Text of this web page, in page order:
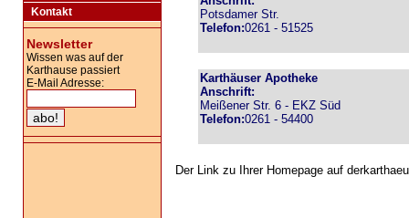
Kontakt
Newsletter
Wissen was auf der
Karthause passiert
E-Mail Adresse:
Potsdamer Str.
Telefon:0261 - 51525
Karthäuser Apotheke
Anschrift:
Meißener Str. 6 - EKZ Süd
Telefon:0261 - 54400
Der Link zu Ihrer Homepage auf